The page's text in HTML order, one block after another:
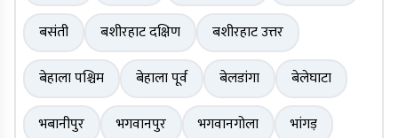
बसंती
बशीरहाट दक्षिण
बशीरहाट उत्तर
बेहाला पश्चिम
बेहाला पूर्व बेलडांगा
बेलेघाटा
भबानीपुर
भगवानपुर भगवानगोला
भांगड़